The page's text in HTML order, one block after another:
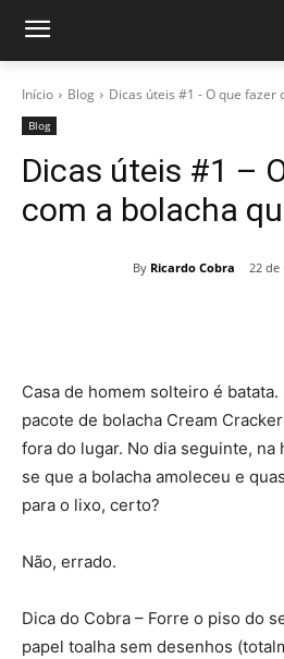
Início Blog Dicas úteis #1 - O que fazer
Blog
Dicas úteis #1 –
com a bolacha
By Ricardo Cobra 22 de
Casa de homem solteiro é
pacote de bolacha Cream
fora do lugar. No dia seguinte,
se que a bolacha amoleceu e
para o lixo, certo?
Não, errado.
Dica do Cobra – Forre o piso do
papel toalha sem desenhos